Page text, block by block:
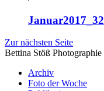
Januar2017_32
Zur nächsten Seite
Bettina Stöß Photographie
Archiv
Foto der Woche